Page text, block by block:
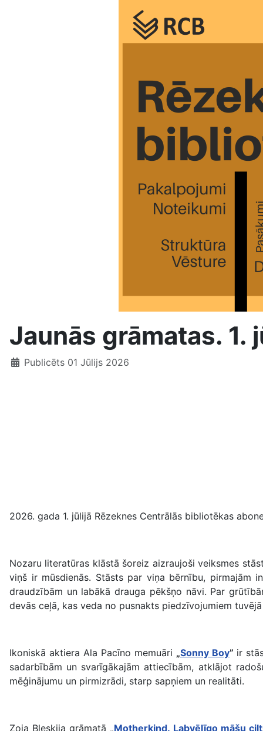
Jaunās grāmatas. 1.
Publicēts 01 Jūlijs 2026
2026. gada 1. jūlijā Rēzeknes Centrālās bibliotēkas
Nozaru literatūras klāstā šoreiz aizraujoši veiksmes
viņš ir mūsdienās. Stāsts par viņa bērnību, pirmajām
draudzībām un labākā drauga pēkšņo nāvi. Par
devās ceļā, kas veda no pusnakts piedzīvojumiem
Ikoniskā aktiera Ala Pacīno memuāri „Sonny Boy” ir
sadarbībām un svarīgākajām attiecībām, atklājot
mēģinājumu un pirmizrādi, starp sapņiem un realitāti.
Zoja Bleskija grāmatā „Motherkind. Labvēlīgo māšu